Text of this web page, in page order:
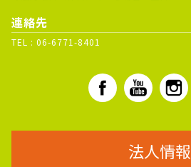
連絡先
TEL : 06-6771-8401
法人情報